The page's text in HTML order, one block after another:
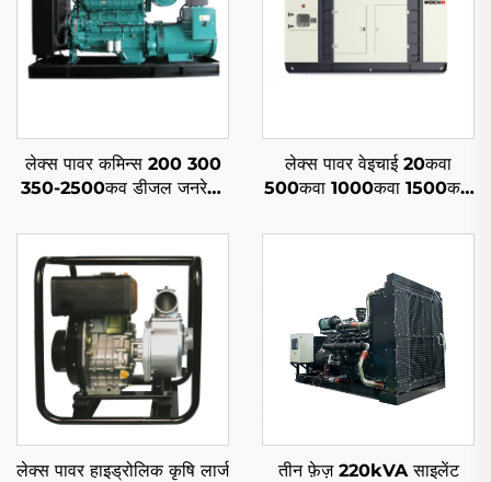
लेक्स पावर कमिन्स 200 300
350-2500कव डीजल जनरेटर
लेक्स पावर वेइचाई 20कवा
500कवा 1000कवा 1500कवा
फैक्ट्री कीमत
लेक्स पावर हाइड्रोलिक कृषि लार्ज
तीन फ़ेज़ 220kVA साइलेंट